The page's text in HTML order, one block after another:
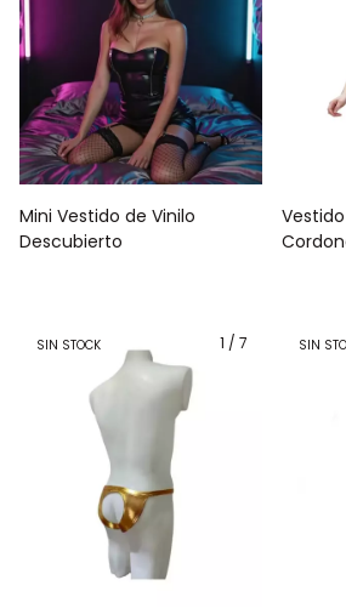
Mini Vestido de Vinilo
Descubierto
1 / 7
SIN STOCK SIN